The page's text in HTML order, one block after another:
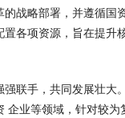
战略部署，并遵循国
各项资源，旨在提升
联手，共同发展壮大
业等领域，针对较